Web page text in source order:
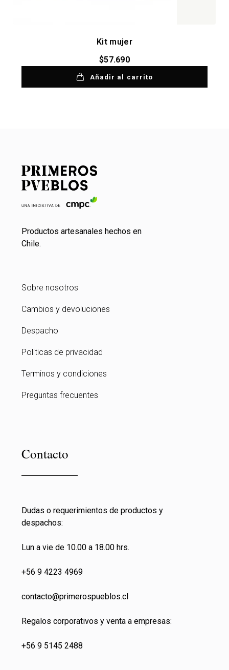
Kit mujer
$57.690
Añadir al carrito
Productos artesanales hechos en
Chile.
Sobre nosotros
Cambios y devoluciones
Despacho
Politicas de privacidad
Terminos y condiciones
Preguntas frecuentes
Contacto
Dudas o requerimientos de productos y
despachos:
Lun a vie de 10.00 a 18.00 hrs.
+56 9 4223 4969
contacto@primerospueblos.cl
Regalos corporativos y venta a empresas:
+56 9 5145 2488